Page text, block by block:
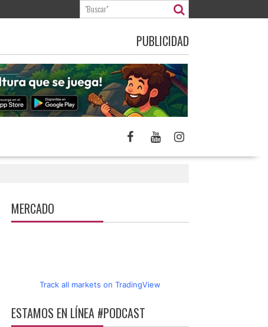
PUBLICIDAD
MERCADO
Track all markets on TradingView
ESTAMOS EN LÍNEA #PODCAST